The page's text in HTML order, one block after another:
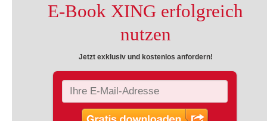
E-Book XING erfolgreich
nutzen
Jetzt exklusiv und kostenlos anfordern!